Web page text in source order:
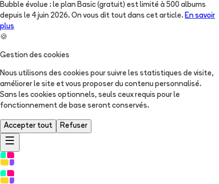
Bubble évolue : le plan Basic (gratuit) est limité à 500 albums
depuis le 4 juin 2026. On vous dit tout dans cet article. En savoir
plus
🍪
Gestion des cookies
Nous utilisons des cookies pour suivre les statistiques de visite,
améliorer le site et vous proposer du contenu personnalisé.
Sans les cookies optionnels, seuls ceux requis pour le
fonctionnement de base seront conservés.
Accepter tout Refuser